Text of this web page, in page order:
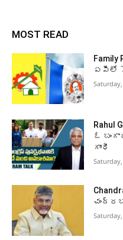
MOST READ
ఏపీలో
Rahul
ఓ
గాంధీ